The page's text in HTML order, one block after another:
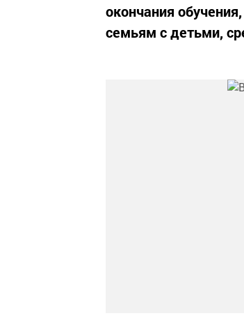
окончания
семьям с детьми,